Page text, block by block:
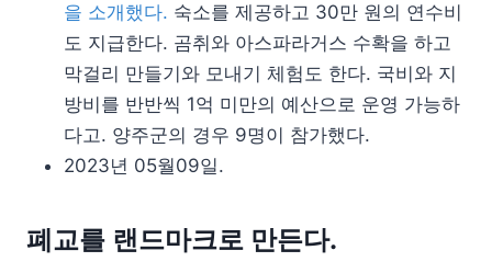
을 소개했다. 숙소를 제공하고 30만 원의 연수비
도 지급한다. 곰취와 아스파라거스 수확을 하고
막걸리 만들기와 모내기 체험도 한다. 국비와 지
방비를 반반씩 1억 미만의 예산으로 운영 가능하
다고. 양주군의 경우 9명이 참가했다.
2023년 05월09일.
폐교를 랜드마크로 만든다.